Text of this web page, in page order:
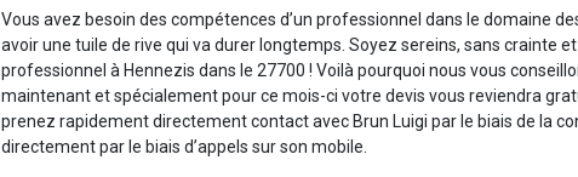
Vous avez besoin des compétences d’un professionnel dans le domaine
avoir une tuile de rive qui va durer longtemps. Soyez sereins, sans crainte
professionnel à Hennezis dans le 27700 ! Voilà pourquoi nous vous
maintenant et spécialement pour ce mois-ci votre devis vous reviendra
prenez rapidement directement contact avec Brun Luigi par le biais de la
directement par le biais d’appels sur son mobile.